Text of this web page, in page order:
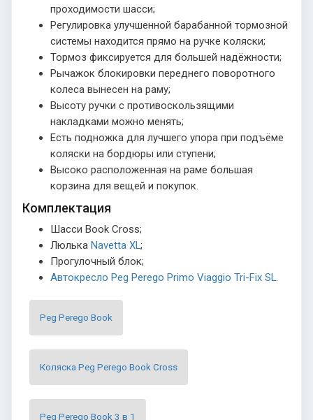
проходимости шасси;
Регулировка улучшенной барабанной тормозной
системы находится прямо на ручке коляски;
Тормоз фиксируется для большей надёжности;
Рычажок блокировки переднего поворотного
колеса вынесен на раму;
Высоту ручки с противоскользящими
накладками можно менять;
Есть подножка для лучшего упора при подъёме
коляски на бордюры или ступени;
Высоко расположенная на раме большая
корзина для вещей и покупок.
Комплектация
Шасси Book Cross;
Люлька Navetta XL;
Прогулочный блок;
Автокресло Peg Perego Primo Viaggio Tri-Fix SL.
Peg Perego Book
Коляска Peg Perego Book Cross
Peg Perego Book 3 в 1